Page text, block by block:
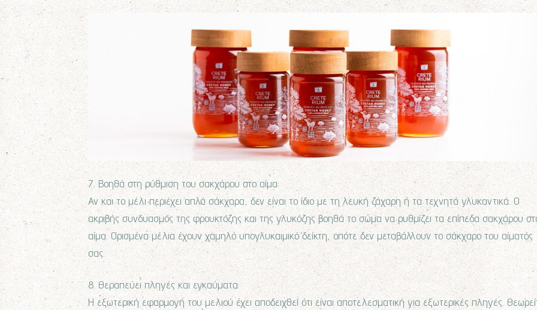
7. Βοηθά στη ρύθμιση του σακχάρου στο αίμα:
Αν και το μέλι περιέχει απλά σάκχαρα, δεν είναι το ίδιο με τη λευκή ζάχαρη ή τα τεχνητά γλυκαντικά. Ο
ακριβής συνδυασμός της φρουκτόζης και της γλυκόζης βοηθά το σώμα να ρυθμίζει τα επίπεδα σακχάρου
αίμα. Ορισμένα μέλια έχουν χαμηλό υπογλυκαιμικό δείκτη, οπότε δεν μεταβάλλουν το σάκχαρο του αίματός
σας.
8. Θεραπεύει πληγές και εγκαύματα:
Η εξωτερική εφαρμογή του μελιού έχει αποδειχθεί ότι είναι αποτελεσματική για εξωτερικές πληγές.